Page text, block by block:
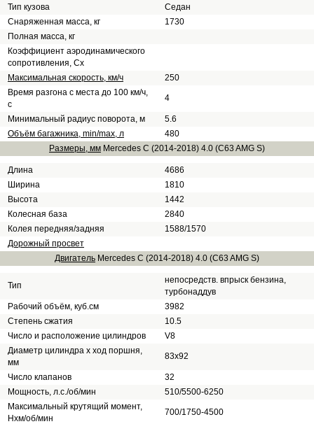
Тип кузова
Седан
Снаряженная масса, кг
1730
Полная масса, кг
Коэффициент аэродинамического
сопротивления, Сх
Максимальная скорость, км/ч
250
Время разгона с места до 100 км/ч,
с
4
Минимальный радиус поворота, м
5.6
Объём багажника, min/max, л
480
Размеры, мм Mercedes C (2014-2018) 4.0 (C63 AMG S)
Длина
4686
Ширина
1810
Высота
1442
Колесная база
2840
Колея передняя/задняя
1588/1570
Дорожный просвет
Двигатель Mercedes C (2014-2018) 4.0 (C63 AMG S)
Тип
непосредств. впрыск бензина,
турбонаддув
Рабочий объём, куб.см
3982
Степень сжатия
10.5
Число и расположение цилиндров
V8
Диаметр цилиндра х ход поршня,
мм
83x92
Число клапанов
32
Мощность, л.с./об/мин
510/5500-6250
Максимальный крутящий момент,
Нхм/об/мин
700/1750-4500